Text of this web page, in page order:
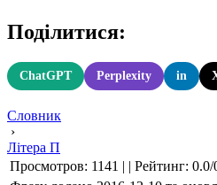
Поділитися:
ChatGPT Perplexity in
Словник
›
Літера П
Просмотров: 1141 | | Рейтинг: 0.0/